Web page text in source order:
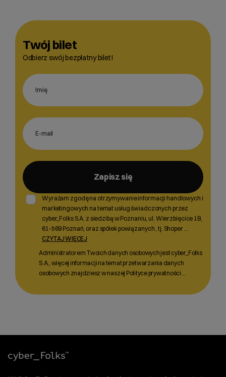
Twój bilet
Odbierz swój bezpłatny bilet!
Wyrażam zgodę na otrzymywanie informacji handlowych i
marketingowych na temat usług świadczonych przez
cyber_Folks S.A. z siedzibą w Poznaniu, ul. Wierzbięcice 1B,
61-569 Poznań, oraz spółek powiązanych , tj. Shoper
CZYTAJ WIĘCEJ
Administratorem Twoich danych osobowych jest cyber_Folks
S.A., więcej informacji na temat przetwarzania danych
osobowych znajdziesz w naszej Polityce prywatności…
Zapisz się